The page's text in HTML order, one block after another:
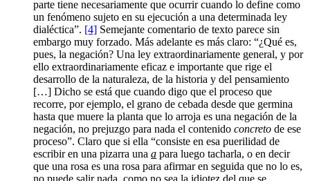
parte tiene necesariamente que ocurrir cuando lo define como
un fenómeno sujeto en su ejecución a una determinada ley
dialéctica”. [4] Semejante comentario de texto parece sin
embargo muy forzado. Más adelante es más claro: “¿Qué es,
pues, la negación? Una ley extraordinariamente general, y por
ello extraordinariamente eficaz e importante que rige el
desarrollo de la naturaleza, de la historia y del pensamiento
[…] Dicho se está que cuando digo que el proceso que
recorre, por ejemplo, el grano de cebada desde que germina
hasta que muere la planta que lo arroja es una negación de la
negación, no prejuzgo para nada el contenido concreto de ese
proceso”. Claro que si ella “consiste en esa puerilidad de
escribir en una pizarra una a para luego tacharla, o en decir
que una rosa es una rosa para afirmar en seguida que no lo es,
no puede salir nada, como no sea la idiotez del que se